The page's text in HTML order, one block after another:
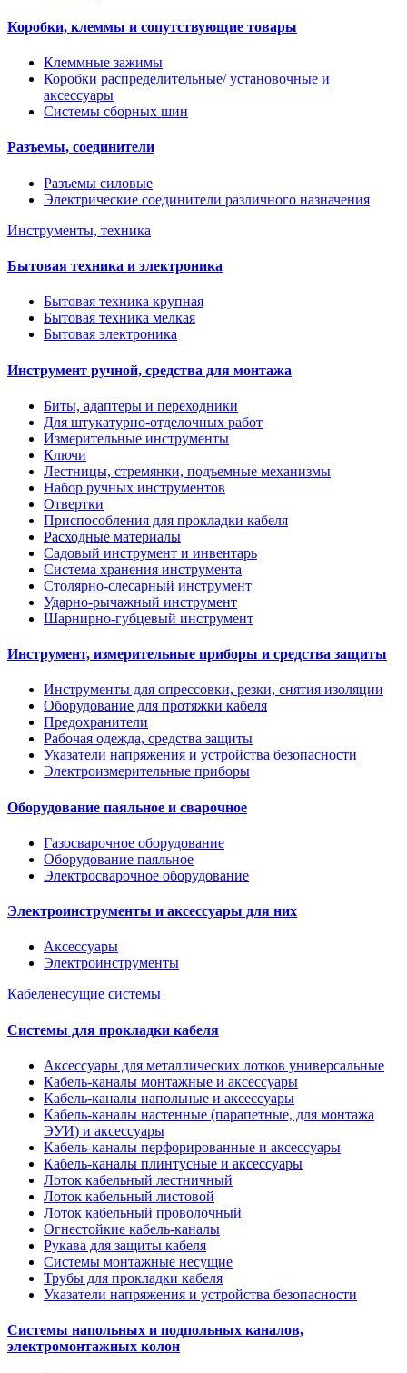
Коробки, клеммы и сопутствующие товары
Клеммные зажимы
Коробки распределительные/ установочные и
аксессуары
Системы сборных шин
Разъемы, соединители
Разъемы силовые
Электрические соединители различного назначения
Инструменты, техника
Бытовая техника и электроника
Бытовая техника крупная
Бытовая техника мелкая
Бытовая электроника
Инструмент ручной, средства для монтажа
Биты, адаптеры и переходники
Для штукатурно-отделочных работ
Измерительные инструменты
Ключи
Лестницы, стремянки, подъемные механизмы
Набор ручных инструментов
Отвертки
Приспособления для прокладки кабеля
Расходные материалы
Садовый инструмент и инвентарь
Система хранения инструмента
Столярно-слесарный инструмент
Ударно-рычажный инструмент
Шарнирно-губцевый инструмент
Инструмент, измерительные приборы и средства защиты
Инструменты для опрессовки, резки, снятия изоляции
Оборудование для протяжки кабеля
Предохранители
Рабочая одежда, средства защиты
Указатели напряжения и устройства безопасности
Электроизмерительные приборы
Оборудование паяльное и сварочное
Газосварочное оборудование
Оборудование паяльное
Электросварочное оборудование
Электроинструменты и аксессуары для них
Аксессуары
Электроинструменты
Кабеленесущие системы
Системы для прокладки кабеля
Аксессуары для металлических лотков универсальные
Кабель-каналы монтажные и аксессуары
Кабель-каналы напольные и аксессуары
Кабель-каналы настенные (парапетные, для монтажа
ЭУИ) и аксессуары
Кабель-каналы перфорированные и аксессуары
Кабель-каналы плинтусные и аксессуары
Лоток кабельный лестничный
Лоток кабельный листовой
Лоток кабельный проволочный
Огнестойкие кабель-каналы
Рукава для защиты кабеля
Системы монтажные несущие
Трубы для прокладки кабеля
Указатели напряжения и устройства безопасности
Системы напольных и подпольных каналов,
электромонтажных колон